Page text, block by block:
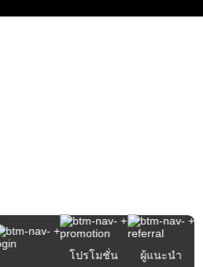
โปรโมชั่น ผู้แนะนำ